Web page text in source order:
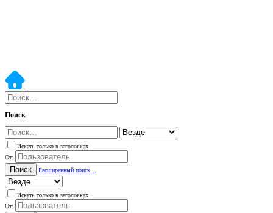
Поиск
Искать только в заголовках
От:
Поиск Расширенный поиск…
Искать только в заголовках
От: